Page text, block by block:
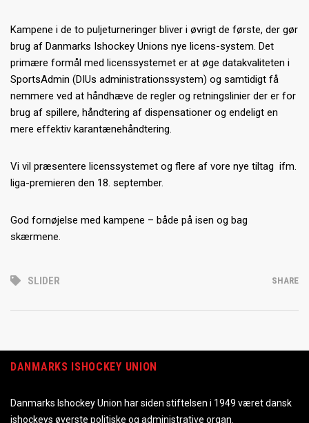
Kampene i de to puljeturneringer bliver i øvrigt de første, der gør
brug af Danmarks Ishockey Unions nye licens-system. Det
primære formål med licenssystemet er at øge datakvaliteten i
SportsAdmin (DIUs administrationssystem) og samtidigt få
nemmere ved at håndhæve de regler og retningslinier der er for
brug af spillere, håndtering af dispensationer og endeligt en
mere effektiv karantænehåndtering.
Vi vil præsentere licenssystemet og flere af vore nye tiltag ifm.
liga-premieren den 18. september.
God fornøjelse med kampene – både på isen og bag
skærmene.
SLIDER SHARE
DANMARKS ISHOCKEY UNION
Danmarks Ishockey Union har siden stiftelsen i 1949 været dansk
ishockeys øverste politiske og administrative organ.